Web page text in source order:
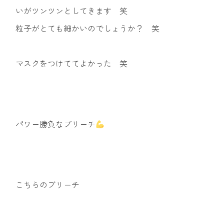
いがツンツンとしてきます 笑
粒子がとても細かいのでしょうか？ 笑
マスクをつけててよかった 笑
パワー勝負なブリーチ
こちらのブリーチ